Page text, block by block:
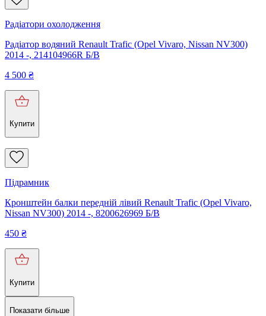
Радіатори охолодження
Радіатор водяний Renault Trafic (Opel Vivaro, Nissan NV300)
2014 -, 214104966R Б/В
4 500 ₴
Купити
Підрамник
Кронштейн балки передній лівий Renault Trafic (Opel Vivaro,
Nissan NV300) 2014 -, 8200626969 Б/В
450 ₴
Купити
Показати більше